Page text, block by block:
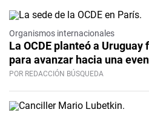
Organismos internacionales
La OCDE planteó a
para avanzar hacia una
POR REDACCIÓN BÚSQUEDA